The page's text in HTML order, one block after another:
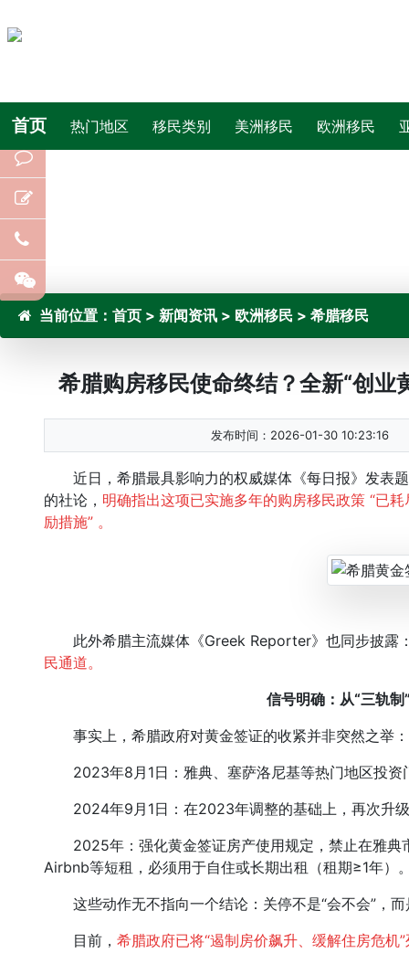
首页 热门地区 移民类别 美洲移民 欧洲移民
当前位置： 首页 > 新闻资讯 > 欧洲移民 > 希腊移民
希腊购房移民使命终结？全新“创业
发布时间：2026-01-30 10:23:16
近日，希腊最具影响力的权威媒体《每日报》发表
的社论， 明确指出这项已实施多年的购房移民政策 “已
励措施” 。
此外希腊主流媒体《Greek Reporter》也同步披露
民通道。
信号明确：从“三轨
事实上，希腊政府对黄金签证的收紧并非突然之举：
2023年8月1日：雅典、塞萨洛尼基等热门地区投资
2024年9月1日：在2023年调整的基础上，再次升级
2025年：强化黄金签证房产使用规定，禁止在雅典
Airbnb等短租，必须用于自住或长期出租（租期≥1年）
这些动作无不指向一个结论：关停不是“会不会”，而
目前， 希腊政府已将“遏制房价飙升、缓解住房危